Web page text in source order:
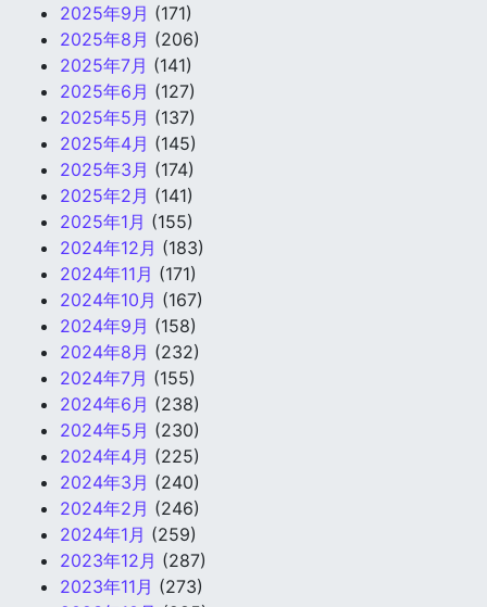
2025年9月 (171)
2025年8月 (206)
2025年7月 (141)
2025年6月 (127)
2025年5月 (137)
2025年4月 (145)
2025年3月 (174)
2025年2月 (141)
2025年1月 (155)
2024年12月 (183)
2024年11月 (171)
2024年10月 (167)
2024年9月 (158)
2024年8月 (232)
2024年7月 (155)
2024年6月 (238)
2024年5月 (230)
2024年4月 (225)
2024年3月 (240)
2024年2月 (246)
2024年1月 (259)
2023年12月 (287)
2023年11月 (273)